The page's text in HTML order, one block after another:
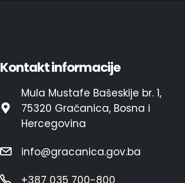
Kontakt informacije
Mula Mustafe Bašeskije br. 1,
75320 Gračanica, Bosna i
Hercegovina
info@gracanica.gov.ba
+387 035 700-800